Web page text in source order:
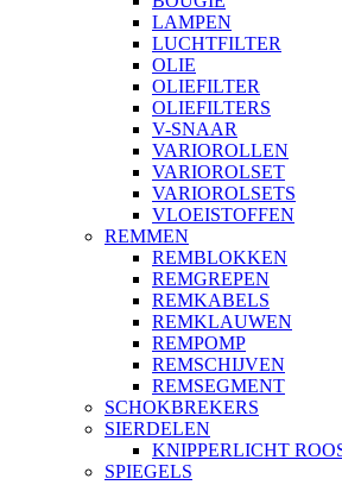
LAMPEN
LUCHTFILTER
OLIE
OLIEFILTER
OLIEFILTERS
V-SNAAR
VARIOROLLEN
VARIOROLSET
VARIOROLSETS
VLOEISTOFFEN
REMMEN
REMBLOKKEN
REMGREPEN
REMKABELS
REMKLAUWEN
REMPOMP
REMSCHIJVEN
REMSEGMENT
SCHOKBREKERS
SIERDELEN
KNIPPERLICHT
SPIEGELS